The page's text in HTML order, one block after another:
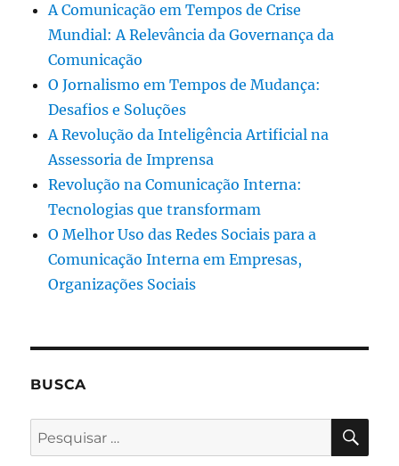
A Comunicação em Tempos de Crise
Mundial: A Relevância da Governança da
Comunicação
O Jornalismo em Tempos de Mudança:
Desafios e Soluções
A Revolução da Inteligência Artificial na
Assessoria de Imprensa
Revolução na Comunicação Interna:
Tecnologias que transformam
O Melhor Uso das Redes Sociais para a
Comunicação Interna em Empresas,
Organizações Sociais
BUSCA
Pesquisar
por: